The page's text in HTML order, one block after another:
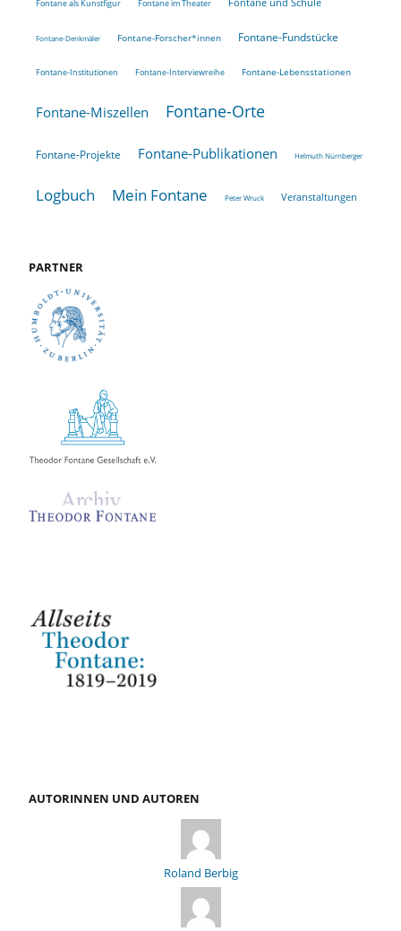
Fontane als Kunstfigur Fontane im Theater
Fontane-Denkmäler Fontane-Forscher*innen Fontane-Fundstücke
Fontane-Institutionen Fontane-Interviewreihe Fontane-Lebensstationen
Fontane-Miszellen Fontane-Orte
Fontane-Projekte Fontane-Publikationen Helmuth Nürnberger
Logbuch Mein Fontane Peter Wruck Veranstaltungen
PARTNER
AUTORINNEN UND AUTOREN
Roland Berbig